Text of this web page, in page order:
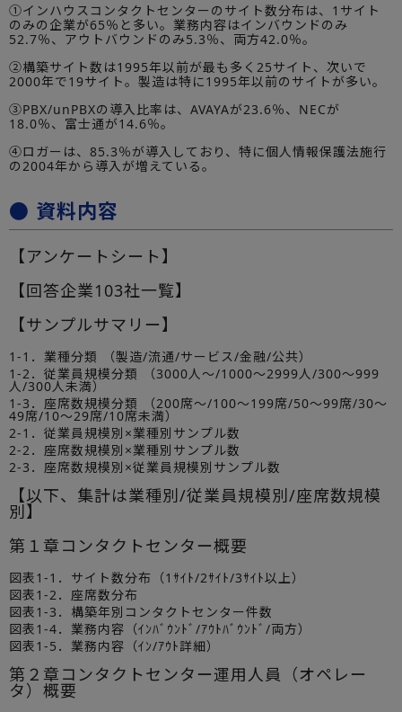
①インハウスコンタクトセンターのサイト数分布は、1サイト
のみの企業が65％と多い。業務内容はインバウンドのみ
52.7％、アウトバウンドのみ5.3％、両方42.0％。
②構築サイト数は1995年以前が最も多く25サイト、次いで
2000年で19サイト。製造は特に1995年以前のサイトが多い。
③PBX/unPBXの導入比率は、AVAYAが23.6％、NECが
18.0％、富士通が14.6％。
④ロガーは、85.3％が導入しており、特に個人情報保護法施行
の2004年から導入が増えている。
● 資料内容
【アンケートシート】
【回答企業103社一覧】
【サンプルサマリー】
1-1．業種分類 （製造/流通/サービス/金融/公共）
1-2．従業員規模分類 （3000人～/1000～2999人/300～999
人/300人未満）
1-3．座席数規模分類 （200席～/100～199席/50～99席/30～
49席/10～29席/10席未満）
2-1．従業員規模別×業種別サンプル数
2-2．座席数規模別×業種別サンプル数
2-3．座席数規模別×従業員規模別サンプル数
【以下、集計は業種別/従業員規模別/座席数規模
別】
第１章コンタクトセンター概要
図表1-1．サイト数分布（1ｻｲﾄ/2ｻｲﾄ/3ｻｲﾄ以上）
図表1-2．座席数分布
図表1-3．構築年別コンタクトセンター件数
図表1-4．業務内容（ｲﾝﾊﾞｳﾝﾄﾞ/ｱｳﾄﾊﾞｳﾝﾄﾞ/両方）
図表1-5．業務内容（ｲﾝ/ｱｳﾄ詳細）
第２章コンタクトセンター運用人員（オペレー
タ）概要